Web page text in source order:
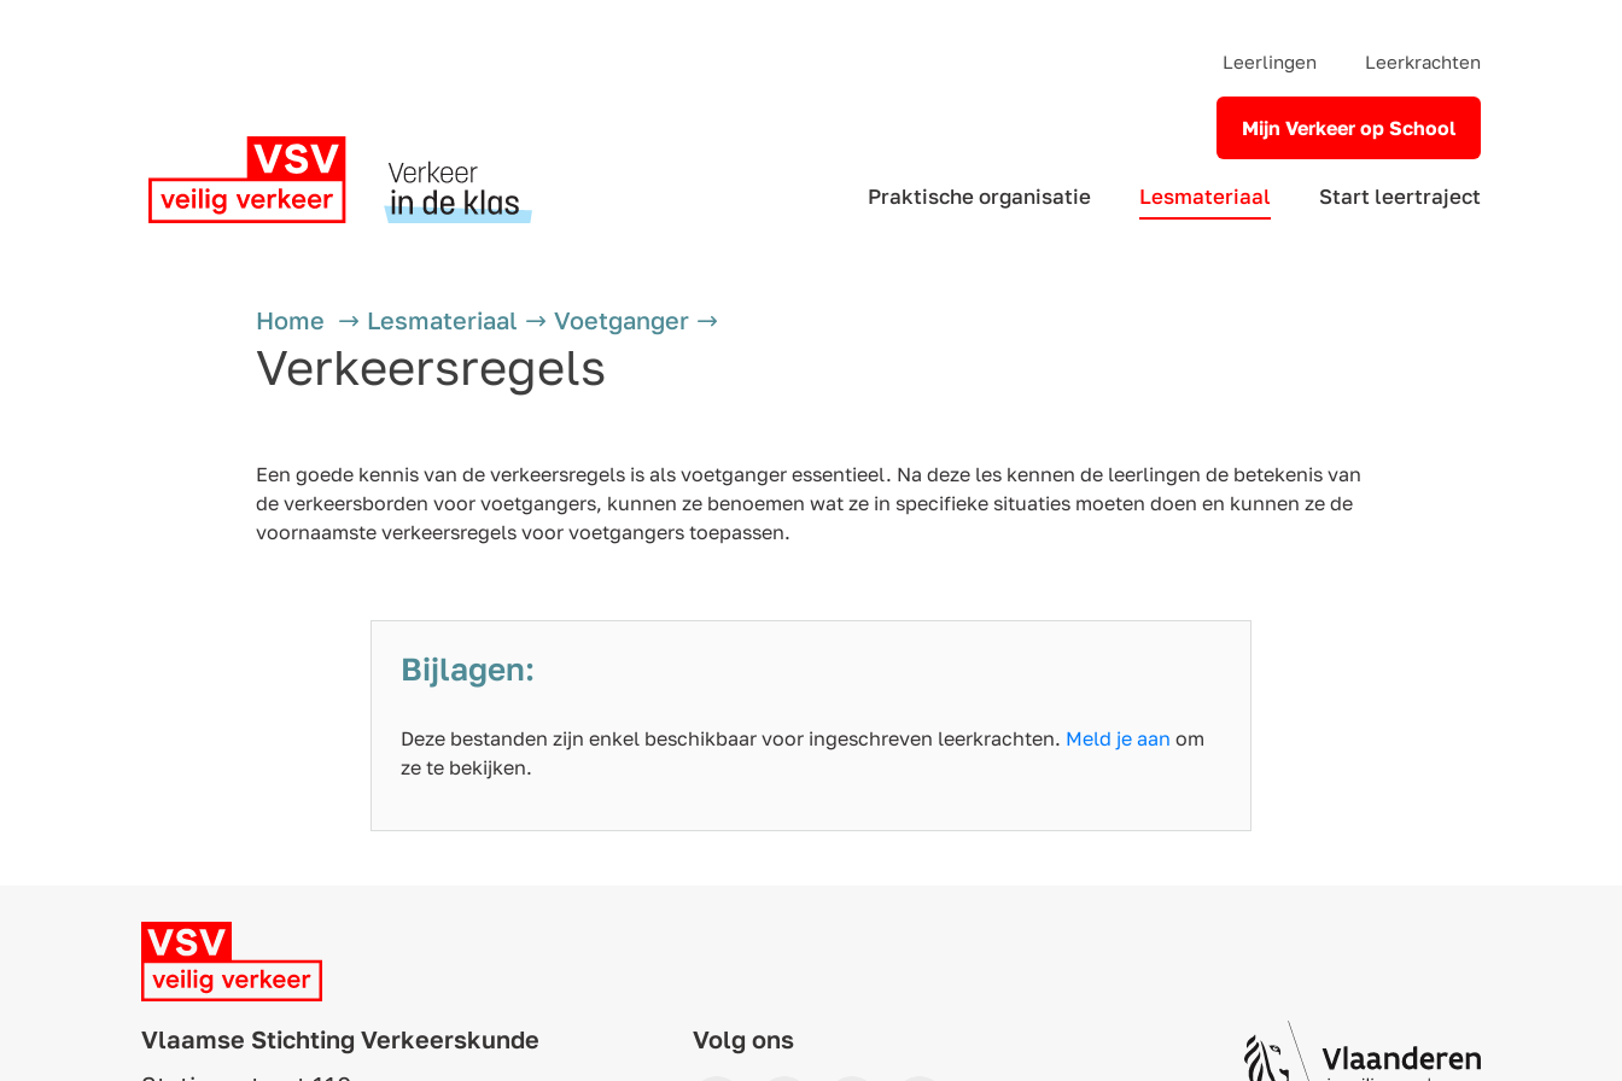
Leerlingen Leerkrachten
Mijn Verkeer op School
Praktische organisatie Lesmateriaal Start leertraject
Home Lesmateriaal Voetganger
Verkeersregels
Een goede kennis van de verkeersregels is als voetganger essentieel. Na deze les kennen de leerlingen de betekenis van
de verkeersborden voor voetgangers, kunnen ze benoemen wat ze in specifieke situaties moeten doen en kunnen ze de
voornaamste verkeersregels voor voetgangers toepassen.
Bijlagen:
Deze bestanden zijn enkel beschikbaar voor ingeschreven leerkrachten. Meld je aan om
ze te bekijken.
Vlaamse Stichting Verkeerskunde
Volg ons